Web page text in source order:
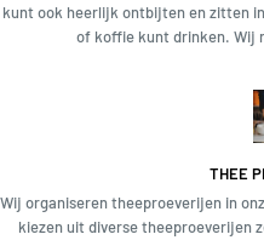
kunt ook heerlijk ontbijten en zitten
of koffie kunt drinken. Wij
THEE
Wij organiseren theeproeverijen in
kiezen uit diverse theeproeverijen